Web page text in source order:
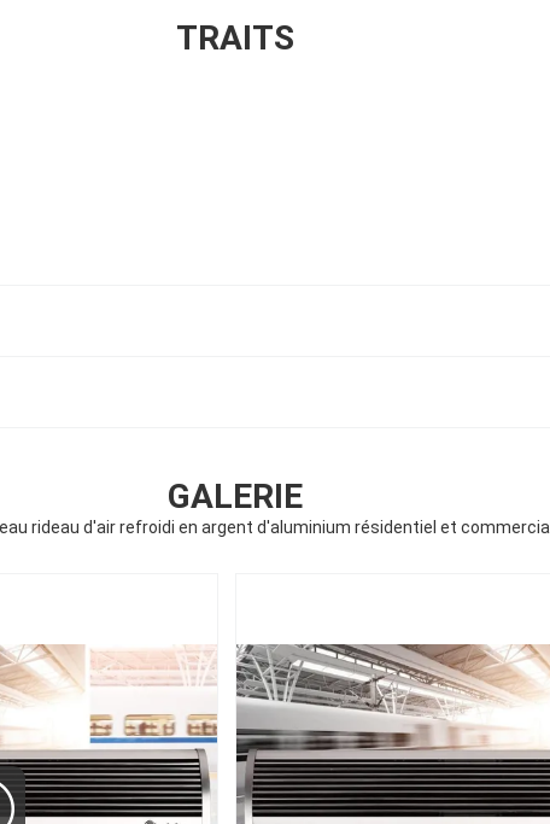
TRAITS
GALERIE
rideau d'air refroidi en argent d'aluminium résidentiel et commercial